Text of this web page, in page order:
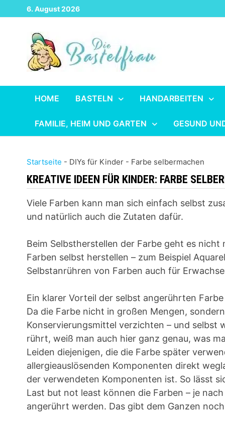
Zurück
zum
6. August 2026
HOME BASTELN HANDARBEITEN
FAMILIE, HEIM UND GARTEN GESUND
Startseite - DIYs für Kinder - Farbe selbermachen
KREATIVE IDEEN FÜR KINDER: FARBE
Viele Farben kann man sich einfach selbst
und natürlich auch die Zutaten dafür.
Beim Selbstherstellen der Farbe geht es
Farben selbst herstellen – zum Beispiel
Selbstanrühren von Farben auch für
Ein klarer Vorteil der selbst angerührten
Da die Farbe nicht in großen Mengen,
Konservierungsmittel verzichten – und selbst
rührt, weiß man auch hier ganz genau, was
Leiden diejenigen, die die Farbe später
allergieauslösenden Komponenten direkt
der verwendeten Komponenten ist. So lässt
Last but not least können die Farben – je
angerührt werden. Das gibt dem Ganzen